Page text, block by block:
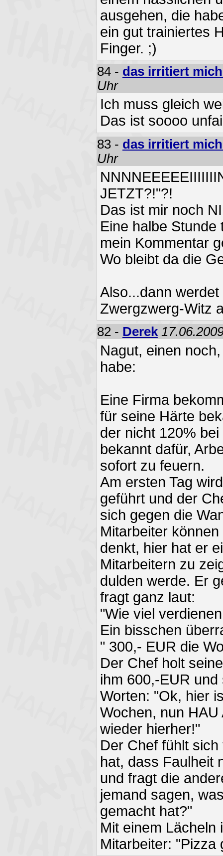
ausgehen, die
ein gut trainiertes
Finger. ;)
84 - das irritiert
Uhr
Ich muss gleich
Das ist soooo
83 - das irritiert
Uhr
JETZT?!"?!
Das ist mir noch
Eine halbe Stunde
mein Kommentar
Wo bleibt da die
Also...dann
Zwergzwerg-Witz
82 - Derek
Nagut, einen
habe:
Eine Firma
für seine Härte
der nicht 120%
bekannt dafür,
sofort zu feuern.
Am ersten Tag
geführt und der
sich gegen die
Mitarbeiter
denkt, hier hat er
Mitarbeitern zu
dulden werde. Er
fragt ganz laut:
"Wie viel
Ein bisschen
" 300,- EUR die
Der Chef holt
ihm 600,-EUR
Worten: "Ok, hier
Wochen, nun
wieder hierher!"
Der Chef fühlt
hat, dass Faulheit
und fragt die
jemand sagen,
gemacht hat?"
Mit einem Lächeln
Mitarbeiter: "Pizza